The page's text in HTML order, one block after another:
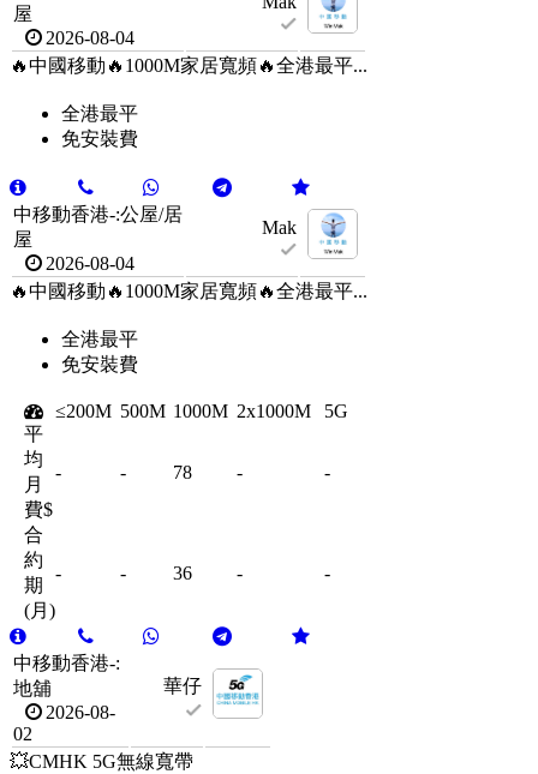
屋
2026-08-04
🔥中國移動🔥1000M家居寬頻🔥全港最平...
全港最平
免安裝費
中移動香港-:公屋/居
屋
2026-08-04
Mak
🔥中國移動🔥1000M家居寬頻🔥全港最平...
全港最平
免安裝費
≤200M 500M 1000M 2x1000M
5G
平
均
月
費$
- - 78 - -
合
約
期
(月)
- - 36 - -
中移動香港-:
地舖
2026-08-
02
華仔
💥CMHK 5G無線寬帶